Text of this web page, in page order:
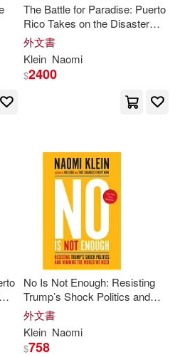
Black(1)
S A(1)
Group West(1)
The Battle for Paradise: Puerto
Rico Takes on the Disaster
Capitalists
外文書
Klein Naomi
$2400
No Is Not Enough: Resisting
Trump’s Shock Politics and
Winning the World We Need
外文書
Klein Naomi
$758